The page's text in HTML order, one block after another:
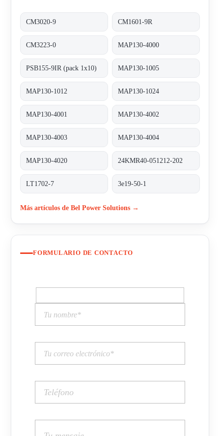
CM3020-9 CM1601-9R
CM3223-0 MAP130-4000
PSB155-9IR (pack 1x10) MAP130-1005
MAP130-1012 MAP130-1024
MAP130-4001 MAP130-4002
MAP130-4003 MAP130-4004
MAP130-4020 24KMR40-051212-202
LT1702-7 3e19-50-1
Más artículos de Bel Power Solutions →
FORMULARIO DE CONTACTO